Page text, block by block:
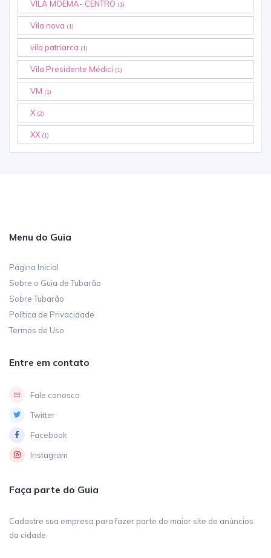
VILA MOEMA- CENTRO (1)
Vila nova (1)
vila patriarca (1)
Vila Presidente Médici (1)
VM (1)
X (2)
XX (1)
Menu do Guia
Página Inicial
Sobre o Guia de Tubarão
Sobre Tubarão
Política de Privacidade
Termos de Uso
Entre em contato
Fale conosco
Twitter
Facebook
Instagram
Faça parte do Guia
Cadastre sua empresa para fazer parte do maior site de anúncios
da cidade